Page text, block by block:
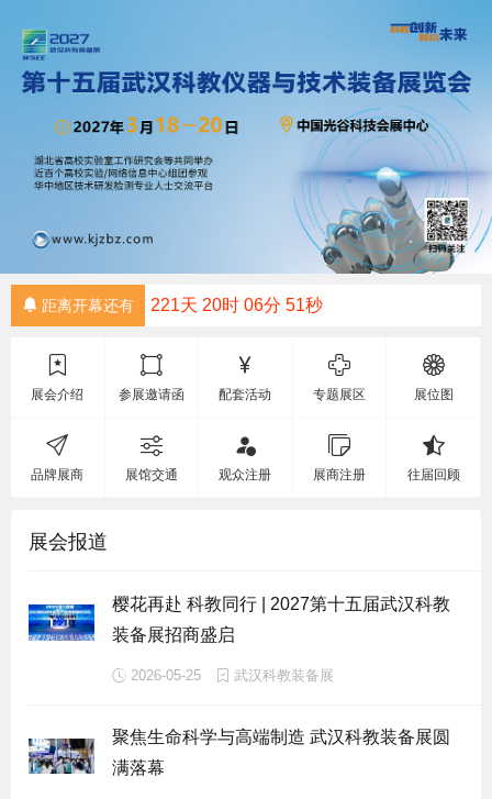
距离开幕还有 221天 20时 06分 51秒
展会介绍 参展邀请函 配套活动 专题展区 展位图
品牌展商 展馆交通 观众注册 展商注册 往届回顾
展会报道
樱花再赴 科教同行 | 2027第十五届武汉科教
装备展招商盛启
2026-05-25 武汉科教装备展
聚焦生命科学与高端制造 武汉科教装备展圆
满落幕